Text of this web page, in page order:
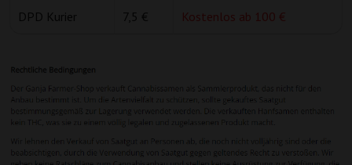
DPD Kurier 7,5 € Kostenlos ab 100 €